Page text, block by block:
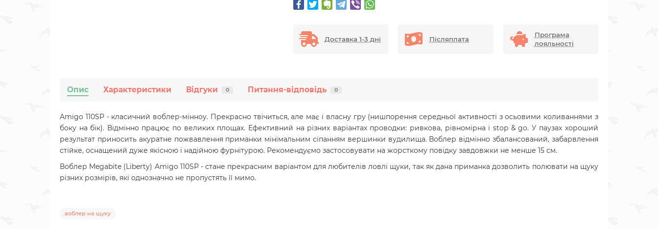
Доставка 1-3 дні Післяплата
Програма
лояльності
Опис Характеристики Відгуки 0 Питання-відповідь 0
Amigo 110SP - класичний воблер-мінноу. Прекрасно твічиться, але має і власну гру (нишпорення середньої активності з осьовими коливаннями з
боку на бік). Відмінно працює по великих площах. Ефективний на різних варіантах проводки: ривкова, рівномірна і stop & go. У паузах хороший
результат приносить акуратне пожвавлення приманки мінімальним сіпанням вершинки вудилища. Воблер відмінно збалансований, забарвлення
стійке, оснащений дуже якісною і надійною фурнітурою. Рекомендуємо застосовувати на жорсткому повідку завдовжки не менше 15 см.
Воблер Megabite (Liberty) Amigo 110SP - стане прекрасним варіантом для любителів ловлі щуки, так як дана приманка дозволить полювати на щуку
різних розмірів, які однозначно не пропустять її мимо.
воблер на щуку